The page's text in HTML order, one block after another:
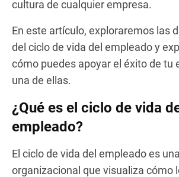
cultura de cualquier empresa.
En este artículo, exploraremos las
del ciclo de vida del empleado y
cómo puedes apoyar el éxito de tu
una de ellas.
¿Qué es el ciclo de vida
empleado?
El ciclo de vida del empleado es
organizacional que visualiza cómo